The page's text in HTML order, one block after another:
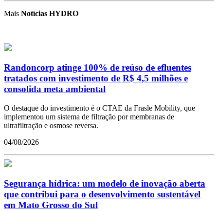
Mais Notícias HYDRO
Randoncorp atinge 100% de reúso de efluentes
tratados com investimento de R$ 4,5 milhões e
consolida meta ambiental
O destaque do investimento é o CTAE da Frasle Mobility, que
implementou um sistema de filtração por membranas de
ultrafiltração e osmose reversa.
04/08/2026
Segurança hídrica: um modelo de inovação aberta
que contribui para o desenvolvimento sustentável
em Mato Grosso do Sul